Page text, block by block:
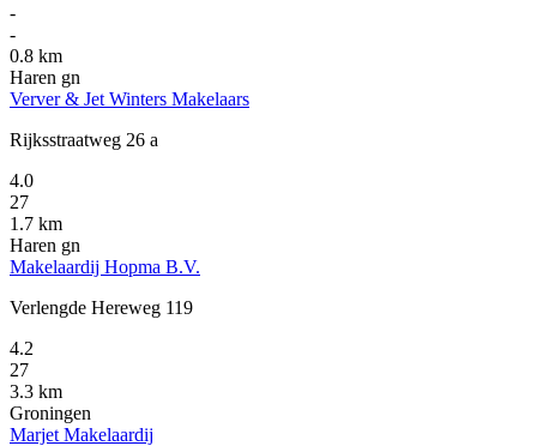
-
-
0.8 km
Haren gn
Verver & Jet Winters Makelaars
Rijksstraatweg 26 a
4.0
27
1.7 km
Haren gn
Makelaardij Hopma B.V.
Verlengde Hereweg 119
4.2
27
3.3 km
Groningen
Marjet Makelaardij